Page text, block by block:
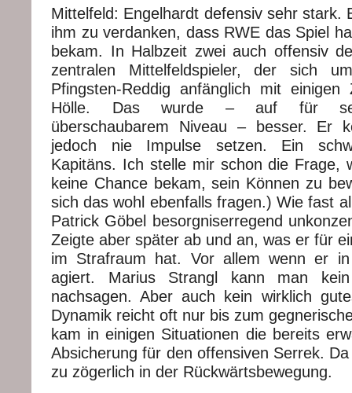
Mittelfeld: Engelhardt defensiv sehr stark.
ihm zu verdanken, dass RWE das Spiel
bekam. In Halbzeit zwei auch offensiv
zentralen Mittelfeldspieler, der sich
Pfingsten-Reddig anfänglich mit
Hölle. Das wurde – auf für
überschaubarem Niveau – besser. Er
jedoch nie Impulse setzen. Ein
Kapitäns. Ich stelle mir schon die Frage,
keine Chance bekam, sein Können zu
sich das wohl ebenfalls fragen.) Wie fast
Patrick Göbel besorgniserregend
Zeigte aber später ab und an, was er für
im Strafraum hat. Vor allem wenn er in
agiert. Marius Strangl kann man
nachsagen. Aber auch kein wirklich
Dynamik reicht oft nur bis zum
kam in einigen Situationen die bereits
Absicherung für den offensiven Serrek.
zu zögerlich in der Rückwärtsbewegung.